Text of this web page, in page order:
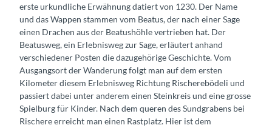
erste urkundliche Erwähnung datiert von 1230. Der Name
und das Wappen stammen vom Beatus, der nach einer Sage
einen Drachen aus der Beatushöhle vertrieben hat. Der
Beatusweg, ein Erlebnisweg zur Sage, erläutert anhand
verschiedener Posten die dazugehörige Geschichte. Vom
Ausgangsort der Wanderung folgt man auf dem ersten
Kilometer diesem Erlebnisweg Richtung Rischerebödeli und
passiert dabei unter anderem einen Steinkreis und eine grosse
Spielburg für Kinder. Nach dem queren des Sundgrabens bei
Rischere erreicht man einen Rastplatz. Hier ist dem